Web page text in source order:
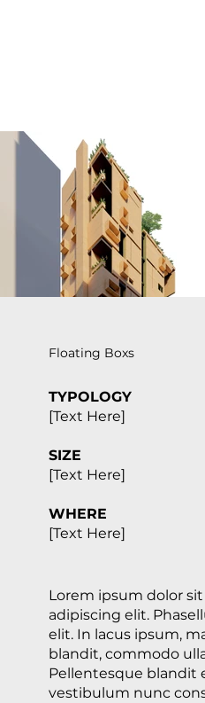
Lorem ipsum dolor
adipiscing elit.
elit. In lacus ipsum,
blandit, commodo
Pellentesque blandit
vestibulum nunc
Floating Boxs
TYPOLOGY
[Text Here]
SIZE
[Text Here]
WHERE
[Text Here]